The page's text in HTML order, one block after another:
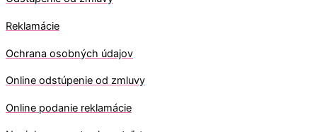
Reklamácie
Ochrana osobných údajov
Online odstúpenie od zmluvy
Online podanie reklamácie